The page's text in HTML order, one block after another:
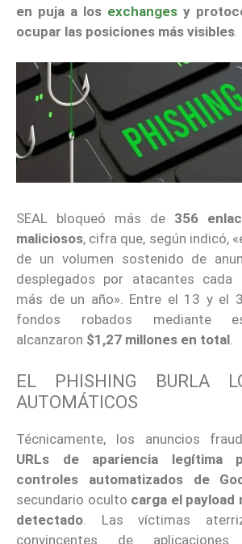
en puja a los exchanges y
ocupar las posiciones más visibles
SEAL bloqueó más de 356
maliciosos, cifra que, según indicó,
de un volumen sostenido de
desplegados por atacantes cada
más de un año». Entre el 13 y el
fondos robados mediante
alcanzaron $1,27 millones en total.
EL PHISHING BURLA
AUTOMÁTICOS
Técnicamente, los anuncios
URLs de apariencia legítima
controles automatizados de
secundario oculto carga el payload
detectado . Las víctimas
convincentes de